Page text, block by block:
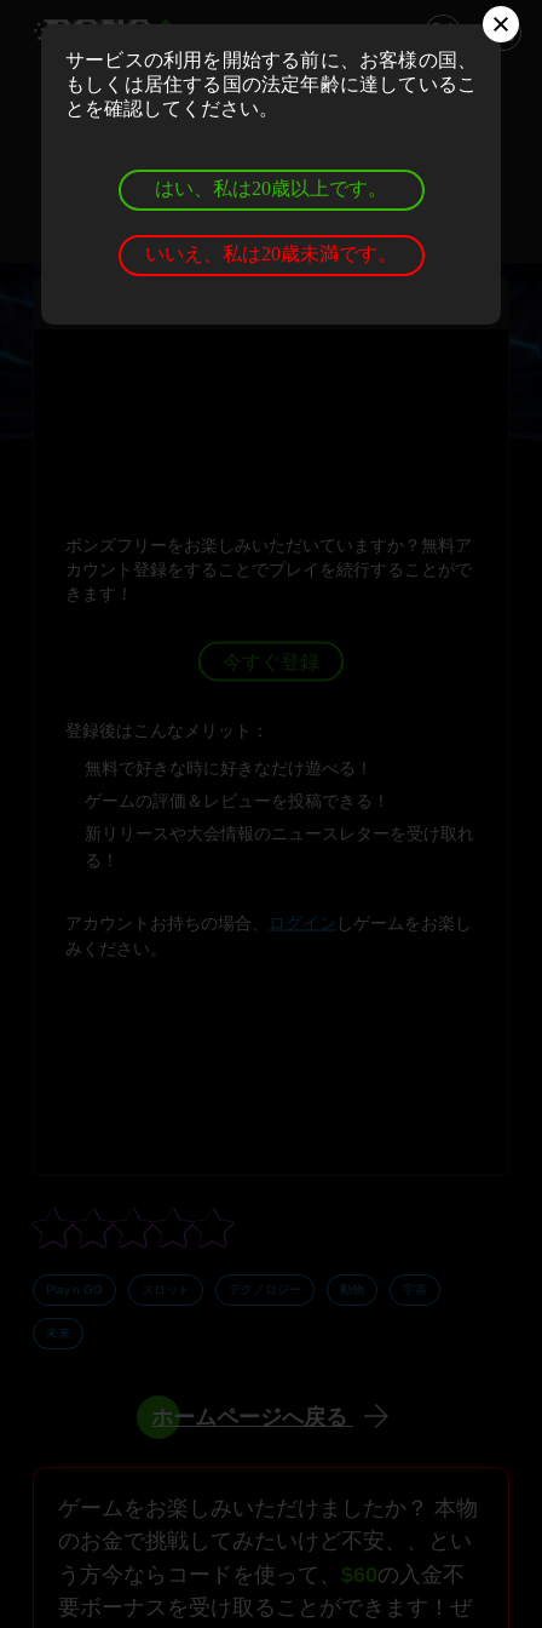
ボンズカジノでリアルマネーでプレイ
ボンズカジノでデモゲームを遊ぼう
登録 ログイン
サービスの利用を開始する前に、お客様の国、
もしくは居住する国の法定年齢に達しているこ
とを確認してください。
はい、私は20歳以上です。
いいえ、私は20歳未満です。
ボンズフリーをお楽しみいただいていますか？無料ア
カウント登録をすることでプレイを続行することがで
きます！
今すぐ登録
登録後はこんなメリット：
無料で好きな時に好きなだけ遊べる！
ゲームの評価＆レビューを投稿できる！
新リリースや大会情報のニュースレターを受け取れ
る！
アカウントお持ちの場合、 ログイン しゲームをお楽し
みください。
Play'n GO スロット テクノロジー 動物 宇宙
未来
ホームページへ戻る
ゲームをお楽しみいただけましたか？ 本物
のお金で挑戦してみたいけど不安、、とい
う方今ならコードを使って、 $60の入金不
要ボーナスを受け取ることができます！ぜ